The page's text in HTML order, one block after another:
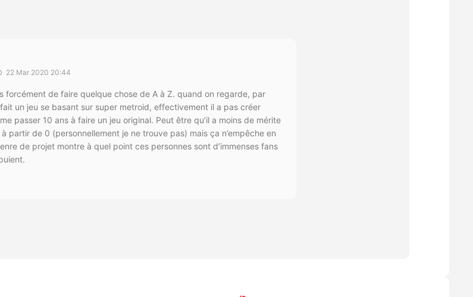
22 Mar 2020 20:44
forcément de faire quelque chose de A à Z. quand on regarde, par
un jeu se basant sur super metroid, effectivement il a pas créer
passer 10 ans à faire un jeu original. Peut être qu’il a moins de mérite
partir de 0 (personnellement je ne trouve pas) mais ça n’empêche en
de projet montre à quel point ces personnes sont d’immenses fans